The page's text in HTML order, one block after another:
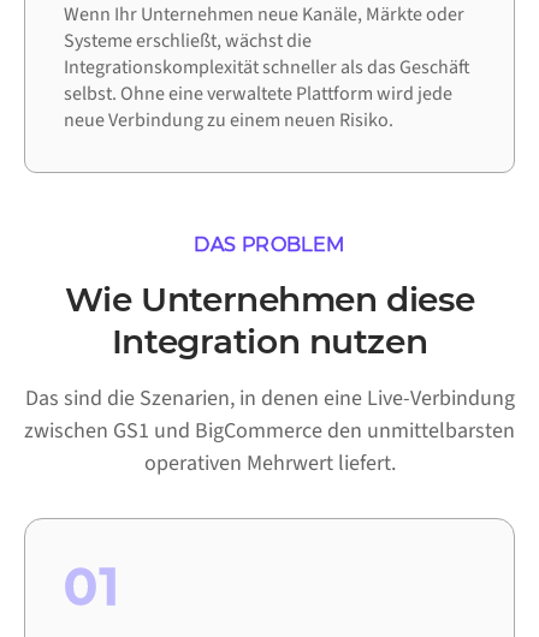
Wenn Ihr Unternehmen neue Kanäle, Märkte oder
Systeme erschließt, wächst die
Integrationskomplexität schneller als das Geschäft
selbst. Ohne eine verwaltete Plattform wird jede
neue Verbindung zu einem neuen Risiko.
DAS PROBLEM
Wie Unternehmen diese
Integration nutzen
Das sind die Szenarien, in denen eine Live-Verbindung
zwischen GS1 und BigCommerce den unmittelbarsten
operativen Mehrwert liefert.
01